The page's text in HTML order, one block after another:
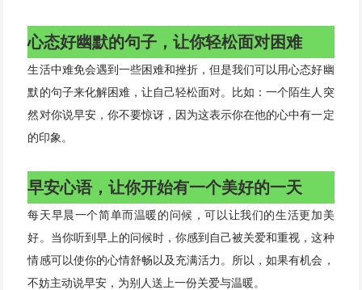
心态好幽默的句子，让你轻松面对困难
生活中难免会遇到一些困难和挫折，但是我们可以用心态好幽
默的句子来化解困难，让自己轻松面对。比如：一个陌生人突
然对你说早安，你不要惊讶，因为这表示你在他的心中有一定
的印象。
早安心语，让你开始有一个美好的一天
每天早晨一个简单而温暖的问候，可以让我们的生活更加美
好。当你听到早上的问候时，你感到自己被关爱和重视，这种
情感可以使你的心情舒畅以及充满活力。所以，如果有机会，
不妨主动说早安，为别人送上一份关爱与温暖。